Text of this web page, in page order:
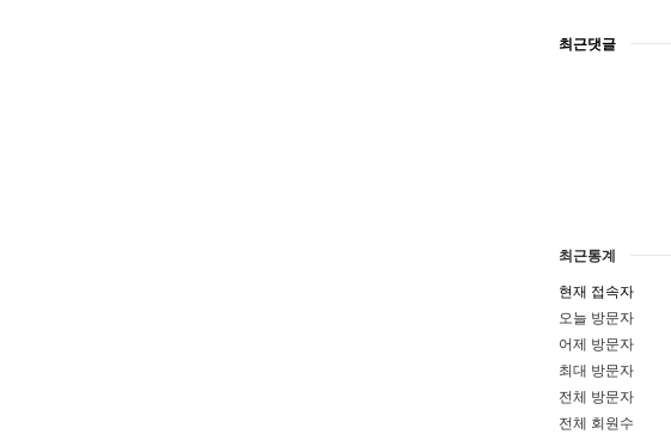
최근댓글
최근통계
현재 접속자
오늘 방문자
어제 방문자
최대 방문자
전체 방문자
전체 회원수